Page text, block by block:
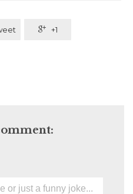
 +1